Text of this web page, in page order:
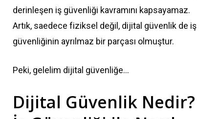
derinleşen iş güvenliği kavramını kapsayamaz.
Artık, saedece fiziksel değil, dijital güvenlik de iş
güvenliğinin ayrılmaz bir parçası olmuştur.
Peki, gelelim dijital güvenliğe…
Dijital Güvenlik Nedir?